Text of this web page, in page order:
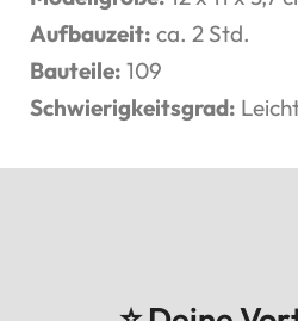
Aufbauzeit: ca. 2 Std.
Bauteile: 109
Schwierigkeitsgrad: